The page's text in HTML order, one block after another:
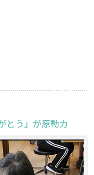
2026年5月18日
とう」が原動力